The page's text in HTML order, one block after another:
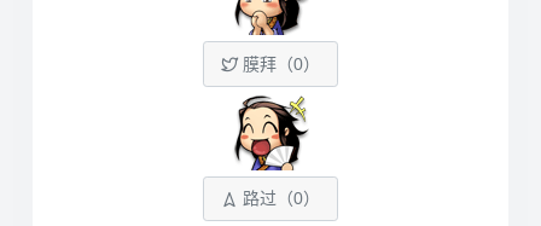
膜拜（0）
路过（0）